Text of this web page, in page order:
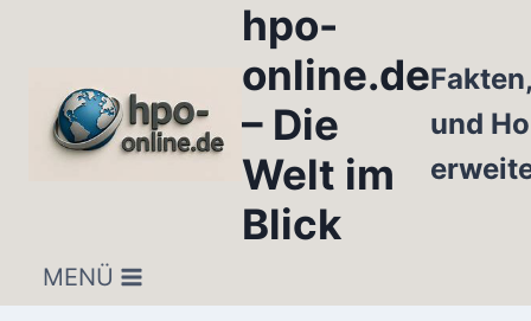
hpo-
online.de
– Die
Welt im
Blick
und
MENÜ